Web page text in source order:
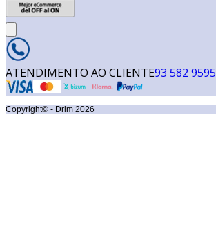
ATENDIMENTO AO CLIENTE93 582 9595
Copyright© - Drim 2026